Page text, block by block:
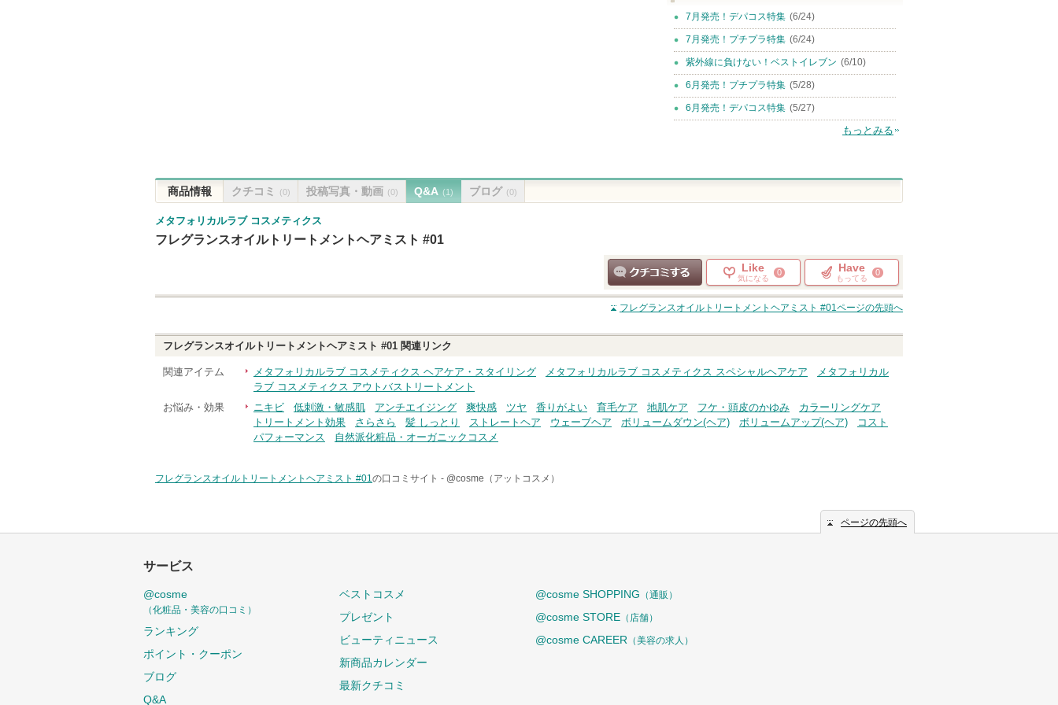
7月発売！デパコス特集 (6/24)
7月発売！プチプラ特集 (6/24)
紫外線に負けない！ベストイレブン (6/10)
6月発売！プチプラ特集 (5/28)
6月発売！デパコス特集 (5/27)
もっとみる
商品情報 クチコミ (0) 投稿写真・動画 (0) Q&A (1) ブログ (0)
メタフォリカルラブ コスメティクス
フレグランスオイルトリートメントヘアミスト #01
クチコミする
Like
気になる
0 Have
もってる
0
フレグランスオイルトリートメントヘアミスト #01ページの先頭へ
フレグランスオイルトリートメントヘアミスト #01 関連リンク
関連アイテム メタフォリカルラブ コスメティクス ヘアケア・スタイリング メタフォリカルラブ コスメティクス スペシャルヘアケア
メタフォリカル
ラブ コスメティクス アウトバストリートメント
お悩み・効果
ニキビ 低刺激・敏感肌 アンチエイジング 爽快感 ツヤ 香りがよい 育毛ケア 地肌ケア フケ・頭皮のかゆみ
カラーリングケア
トリートメント効果
さらさら 髪 しっとり ストレートヘア ウェーブヘア ボリュームダウン(ヘア) ボリュームアップ(ヘア)
コスト
パフォーマンス
自然派化粧品・オーガニックコスメ
フレグランスオイルトリートメントヘアミスト #01の口コミサイト - @cosme（アットコスメ）
ページの先頭へ
サービス
@cosme
（化粧品・美容の口コミ）
ランキング
ポイント・クーポン
ブログ
Q&A
ベストコスメ
プレゼント
ビューティニュース
新商品カレンダー
最新クチコミ
@cosme SHOPPING （通販）
@cosme STORE （店舗）
@cosme CAREER （美容の求人）